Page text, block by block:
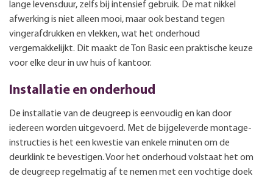
lange levensduur, zelfs bij intensief gebruik. De mat nikkel
afwerking is niet alleen mooi, maar ook bestand tegen
vingerafdrukken en vlekken, wat het onderhoud
vergemakkelijkt. Dit maakt de Ton Basic een praktische keuze
voor elke deur in uw huis of kantoor.
Installatie en onderhoud
De installatie van de deugreep is eenvoudig en kan door
iedereen worden uitgevoerd. Met de bijgeleverde montage-
instructies is het een kwestie van enkele minuten om de
deurklink te bevestigen. Voor het onderhoud volstaat het om
de deugreep regelmatig af te nemen met een vochtige doek